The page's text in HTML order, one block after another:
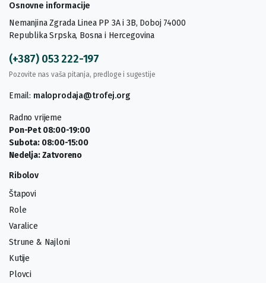
Osnovne informacije
Nemanjina Zgrada Linea PP 3A i 3B, Doboj 74000
Republika Srpska, Bosna i Hercegovina
(+387) 053 222-197
Pozovite nas vaša pitanja, predloge i sugestije
Email: maloprodaja@trofej.org
Radno vrijeme
Pon-Pet 08:00-19:00
Subota: 08:00-15:00
Nedelja: Zatvoreno
Ribolov
Štapovi
Role
Varalice
Strune & Najloni
Kutije
Plovci